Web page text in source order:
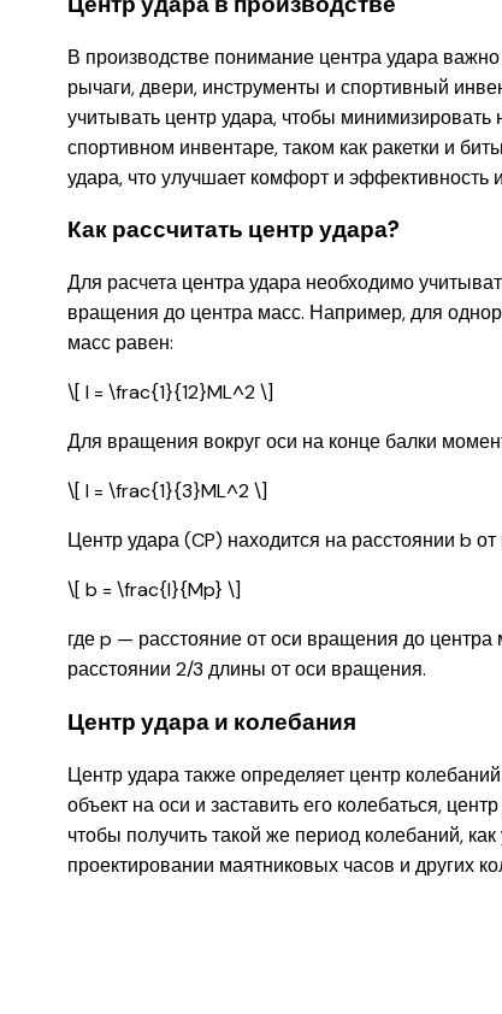
В производстве понимание центра удара
рычаги, двери, инструменты и спортивный
учитывать центр удара, чтобы минимизировать
спортивном инвентаре, таком как ракетки и
удара, что улучшает комфорт и эффективность
Как рассчитать центр удара?
Для расчета центра удара необходимо
вращения до центра масс. Например, для
масс равен:
\[ I = \frac{1}{12}ML^2 \]
Для вращения вокруг оси на конце балки
\[ I = \frac{1}{3}ML^2 \]
Центр удара (CP) находится на расстоянии b
\[ b = \frac{I}{Mp} \]
где p — расстояние от оси вращения до
расстоянии 2/3 длины от оси вращения.
Центр удара и колебания
Центр удара также определяет центр
объект на оси и заставить его колебаться,
чтобы получить такой же период колебаний,
проектировании маятниковых часов и других